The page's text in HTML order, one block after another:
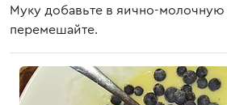
Муку добавьте в яично-молочную
перемешайте.